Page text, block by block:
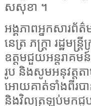
សសុខា ។
អង្គភាពអ្នកសារ
នេត្រ ភក្ត្រា រដ្ឋម
ឧត្តមជួយអន្តរាគម
រូប និងសូមអនុវត្តត
អោយគាត់ទាំងពីរបា
និងវិលត្រឡប់មកជួ